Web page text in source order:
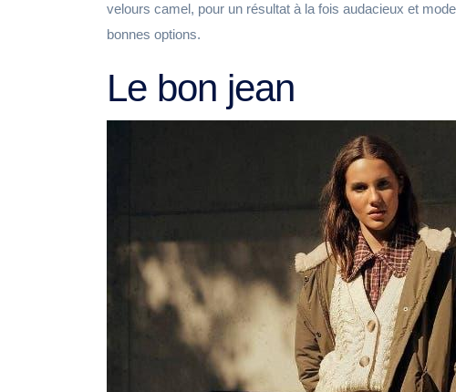
velours camel, pour un résultat à la fois audacieux et
bonnes options.
Le bon jean